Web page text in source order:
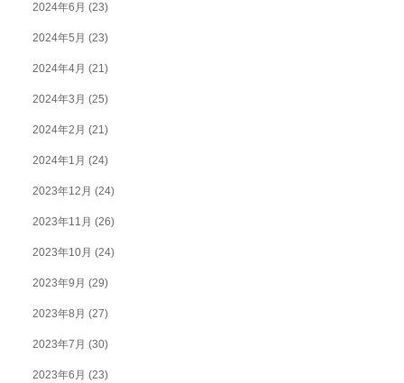
2024年6月 (23)
2024年5月 (23)
2024年4月 (21)
2024年3月 (25)
2024年2月 (21)
2024年1月 (24)
2023年12月 (24)
2023年11月 (26)
2023年10月 (24)
2023年9月 (29)
2023年8月 (27)
2023年7月 (30)
2023年6月 (23)